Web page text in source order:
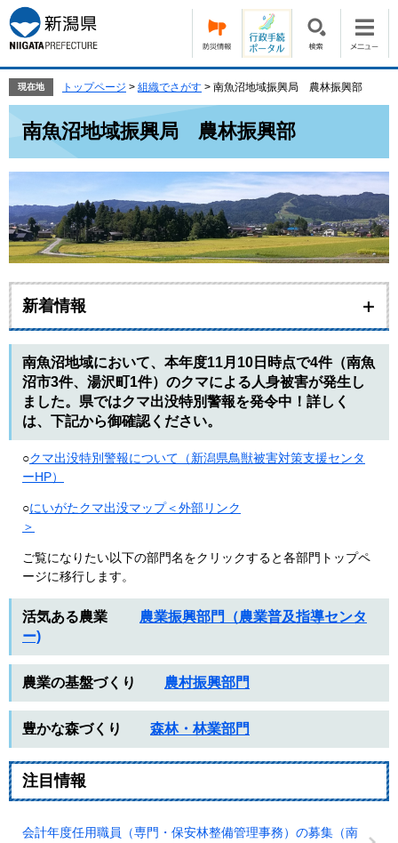
ー
ジ
の
頭
す。
ニ
ュ
ー
飛
て
へ
現在地 トップページ > 組織でさがす > 南魚沼地域振興局 農林振興部
南魚沼地域振興局 農林振興部
新着情報
南魚沼地域において、本年度11月10日時点で4件（南魚
沼市3件、湯沢町1件）のクマによる人身被害が発生し
ました。県ではクマ出没特別警報を発令中！詳しく
は、下記から御確認ください。
○クマ出没特別警報について（新潟県鳥獣被害対策支援センタ
ーHP）
○にいがたクマ出没マップ＜外部リンク
＞
​ご覧になりたい以下の部門名をクリックすると各部門トップペ
ージに移行します。
活気ある農業 農業振興部門（農業普及指導センタ
ー)
農業の基盤づくり 農村振興部門
豊かな森づくり 森林・林業部門
注目情報
会計年度任用職員（専門・保安林整備管理事務）の募集（南